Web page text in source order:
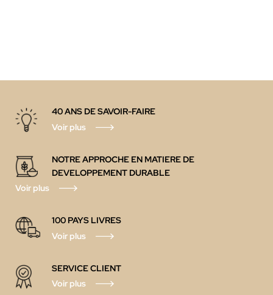
40 ANS DE SAVOIR-FAIRE
Voir plus
NOTRE APPROCHE EN MATIERE DE
DEVELOPPEMENT DURABLE
Voir plus
100 PAYS LIVRES
Voir plus
SERVICE CLIENT
Voir plus